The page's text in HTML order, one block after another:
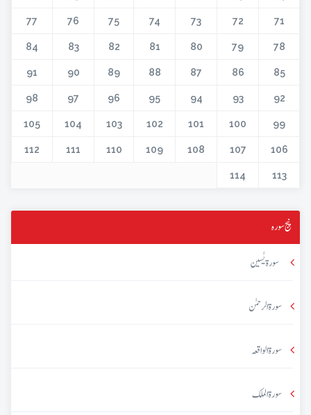
71
72
73
74
75
76
77
78
79
80
81
82
83
84
85
86
87
88
89
90
91
92
93
94
95
96
97
98
99
100
101
102
103
104
105
106
107
108
109
110
111
112
113
114
پنج سورہ
سورۃ یٰسین
سورۃ الرحمٰن
سورۃ الواقعہ
سورۃ الملک